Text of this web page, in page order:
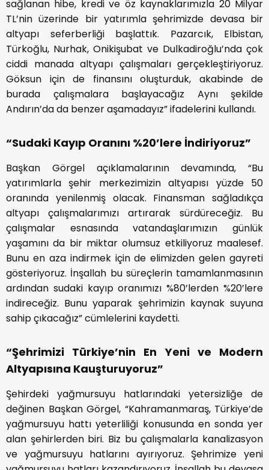
sağlanan hibe, kredi ve öz kaynaklarımızla 20 Milyar
TL’nin üzerinde bir yatırımla şehrimizde devasa bir
altyapı seferberliği başlattık. Pazarcık, Elbistan,
Türkoğlu, Nurhak, Onikişubat ve Dulkadiroğlu’nda çok
ciddi manada altyapı çalışmaları gerçekleştiriyoruz.
Göksun için de finansını oluşturduk, akabinde de
burada çalışmalara başlayacağız Aynı şekilde
Andırın’da da benzer aşamadayız” ifadelerini kullandı.
“Sudaki Kayıp Oranını %20’lere İndiriyoruz”
Başkan Görgel açıklamalarının devamında, “Bu
yatırımlarla şehir merkezimizin altyapısı yüzde 50
oranında yenilenmiş olacak. Finansman sağladıkça
altyapı çalışmalarımızı artırarak sürdüreceğiz. Bu
çalışmalar esnasında vatandaşlarımızın günlük
yaşamını da bir miktar olumsuz etkiliyoruz maalesef.
Bunu en aza indirmek için de elimizden gelen gayreti
gösteriyoruz. İnşallah bu süreçlerin tamamlanmasının
ardından sudaki kayıp oranımızı %80’lerden %20’lere
indireceğiz. Bunu yaparak şehrimizin kaynak suyuna
sahip çıkacağız” cümlelerini kaydetti.
“Şehrimizi Türkiye’nin En Yeni ve Modern
Altyapısına Kauşturuyoruz”
Şehirdeki yağmursuyu hatlarındaki yetersizliğe de
değinen Başkan Görgel, “Kahramanmaraş, Türkiye’de
yağmursuyu hattı yeterliliği konusunda en sonda yer
alan şehirlerden biri. Biz bu çalışmalarla kanalizasyon
ve yağmursuyu hatlarını ayırıyoruz. Şehrimize yeni